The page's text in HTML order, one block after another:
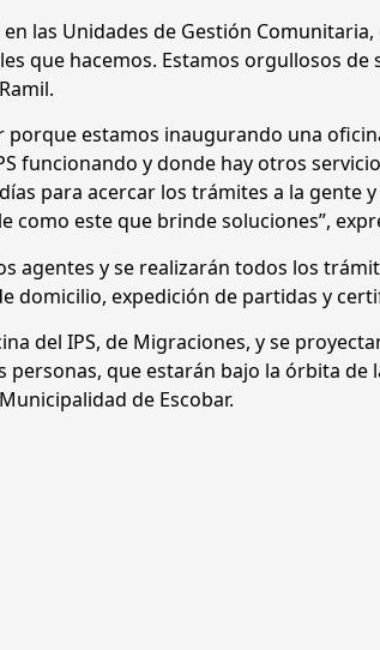
las Unidades de Gestión
que hacemos. Estamos orgullosos
porque estamos inaugurando una
funcionando y donde hay otros
para acercar los trámites a la gente
como este que brinde soluciones”,
agentes y se realizarán todos los
domicilio, expedición de partidas y
del IPS, de Migraciones, y se
que estarán bajo la órbita de
de Escobar.